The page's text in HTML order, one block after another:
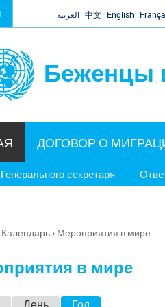
العربية 中文 English
Беженцы
ДОГОВОР О
секретаря
Календарь› Мероприятия в мире
в мире